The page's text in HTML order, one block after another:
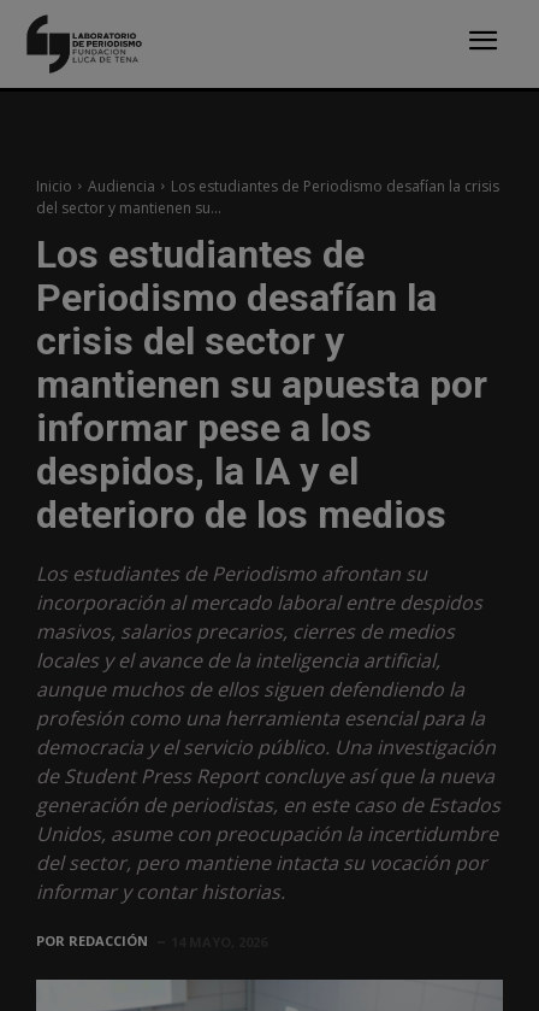
Inicio Audiencia
Los estudiantes de Periodismo desafían la crisis
del sector y mantienen su...
Los estudiantes de
Periodismo desafían la
crisis del sector y
mantienen su apuesta por
informar pese a los
despidos, la IA y el
deterioro de los medios
Los estudiantes de Periodismo afrontan su
incorporación al mercado laboral entre despidos
masivos, salarios precarios, cierres de medios
locales y el avance de la inteligencia artificial,
aunque muchos de ellos siguen defendiendo la
profesión como una herramienta esencial para la
democracia y el servicio público. Una investigación
de Student Press Report concluye así que la nueva
generación de periodistas, en este caso de Estados
Unidos, asume con preocupación la incertidumbre
del sector, pero mantiene intacta su vocación por
informar y contar historias.
POR REDACCIÓN